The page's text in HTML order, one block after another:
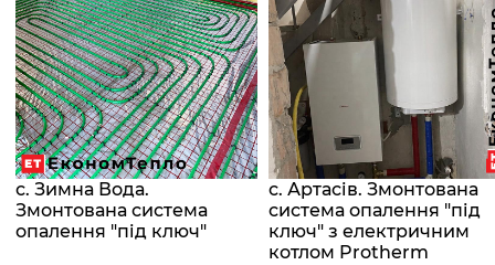
с. Зимна Вода.
Змонтована система
опалення "під ключ"
с. Артасів. Змонтована
система опалення "під
ключ" з електричним
котлом Protherm